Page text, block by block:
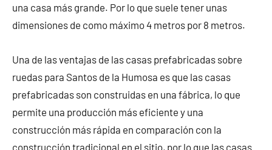
una casa más grande. Por lo que suele tener unas
dimensiones de como máximo 4 metros por 8 metros.
Una de las ventajas de las casas prefabricadas sobre
ruedas para Santos de la Humosa es que las casas
prefabricadas son construidas en una fábrica, lo que
permite una producción más eficiente y una
construcción más rápida en comparación con la
construcción tradicional en el sitio, por lo que las casas